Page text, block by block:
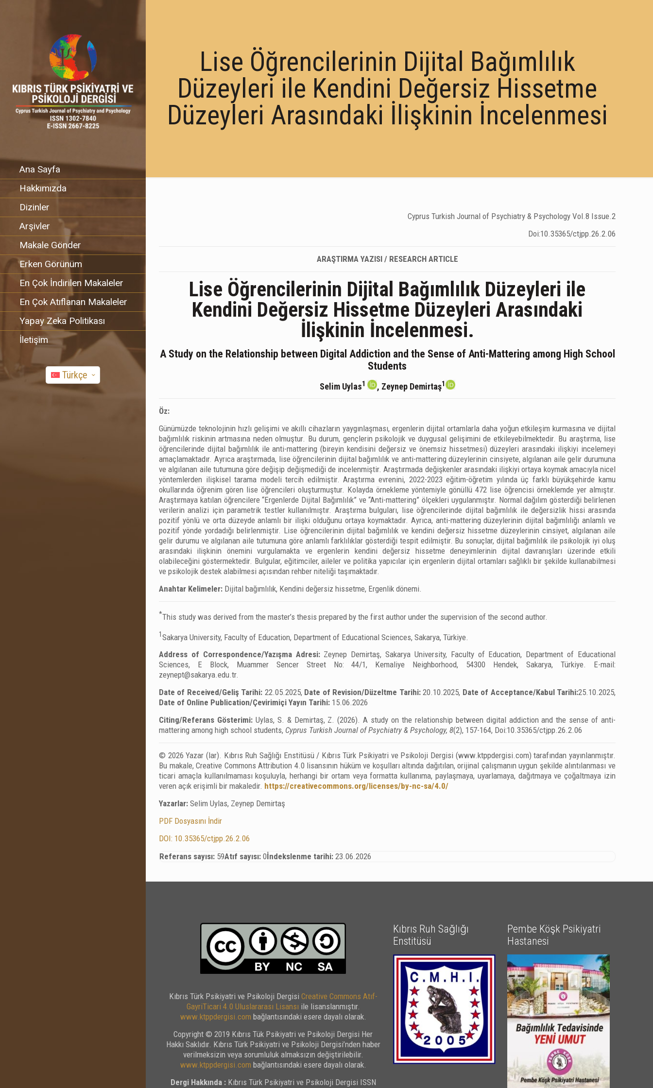
Ana Sayfa
Hakkımızda
Dizinler
Arşivler
Makale Gönder
Erken Görünüm
En Çok İndirilen Makaleler
En Çok Atıflanan Makaleler
Yapay Zeka Politikası
İletişim
Türkçe
Lise Öğrencilerinin Dijital Bağımlılık
Düzeyleri ile Kendini Değersiz Hissetme
Düzeyleri Arasındaki İlişkinin İncelenmesi
Cyprus Turkish Journal of Psychiatry & Psychology Vol.8 Issue.2
Doi:10.35365/ctjpp.26.2.06
ARAŞTIRMA YAZISI / RESEARCH ARTICLE
Lise Öğrencilerinin Dijital Bağımlılık Düzeyleri ile
Kendini Değersiz Hissetme Düzeyleri Arasındaki
İlişkinin İncelenmesi.
A Study on the Relationship between Digital Addiction and the Sense of Anti-Mattering among High School
Students
Selim Uylas1 , Zeynep Demirtaş1
Öz:
Günümüzde teknolojinin hızlı gelişimi ve akıllı cihazların yaygınlaşması, ergenlerin dijital ortamlarla daha yoğun etkileşim kurmasına ve dijital
bağımlılık riskinin artmasına neden olmuştur. Bu durum, gençlerin psikolojik ve duygusal gelişimini de etkileyebilmektedir. Bu araştırma, lise
öğrencilerinde dijital bağımlılık ile anti-mattering (bireyin kendisini değersiz ve önemsiz hissetmesi) düzeyleri arasındaki ilişkiyi incelemeyi
amaçlamaktadır. Ayrıca araştırmada, lise öğrencilerinin dijital bağımlılık ve anti-mattering düzeylerinin cinsiyete, algılanan aile gelir durumuna
ve algılanan aile tutumuna göre değişip değişmediği de incelenmiştir. Araştırmada değişkenler arasındaki ilişkiyi ortaya koymak amacıyla nicel
yöntemlerden ilişkisel tarama modeli tercih edilmiştir. Araştırma evrenini, 2022-2023 eğitim-öğretim yılında üç farklı büyükşehirde kamu
okullarında öğrenim gören lise öğrencileri oluşturmuştur. Kolayda örnekleme yöntemiyle gönüllü 472 lise öğrencisi örneklemde yer almıştır.
Araştırmaya katılan öğrencilere “Ergenlerde Dijital Bağımlılık” ve “Anti-mattering” ölçekleri uygulanmıştır. Normal dağılım gösterdiği belirlenen
verilerin analizi için parametrik testler kullanılmıştır. Araştırma bulguları, lise öğrencilerinde dijital bağımlılık ile değersizlik hissi arasında
pozitif yönlü ve orta düzeyde anlamlı bir ilişki olduğunu ortaya koymaktadır. Ayrıca, anti-mattering düzeylerinin dijital bağımlılığı anlamlı ve
pozitif yönde yordadığı belirlenmiştir. Lise öğrencilerinin dijital bağımlılık ve kendini değersiz hissetme düzeylerinin cinsiyet, algılanan aile
gelir durumu ve algılanan aile tutumuna göre anlamlı farklılıklar gösterdiği tespit edilmiştir. Bu sonuçlar, dijital bağımlılık ile psikolojik iyi oluş
arasındaki ilişkinin önemini vurgulamakta ve ergenlerin kendini değersiz hissetme deneyimlerinin dijital davranışları üzerinde etkili
olabileceğini göstermektedir. Bulgular, eğitimciler, aileler ve politika yapıcılar için ergenlerin dijital ortamları sağlıklı bir şekilde kullanabilmesi
ve psikolojik destek alabilmesi açısından rehber niteliği taşımaktadır.
Anahtar Kelimeler: Dijital bağımlılık, Kendini değersiz hissetme, Ergenlik dönemi.
*This study was derived from the master’s thesis prepared by the first author under the supervision of the second author.
1Sakarya University, Faculty of Education, Department of Educational Sciences, Sakarya, Türkiye.
Address of Correspondence/Yazışma Adresi:Zeynep Demirtaş, Sakarya University, Faculty of Education, Department of Educational
Sciences, E Block, Muammer Sencer Street No: 44/1, Kemaliye Neighborhood, 54300 Hendek, Sakarya, Türkiye. E-mail:
zeynept@sakarya.edu.tr.
Date of Received/Geliş Tarihi: 22.05.2025, Date of Revision/Düzeltme Tarihi:20.10.2025, Date of Acceptance/Kabul Tarihi:25.10.2025,
Date of Online Publication/Çevirimiçi Yayın Tarihi: 15.06.2026
Citing/Referans Gösterimi:Uylas, S. & Demirtaş, Z. (2026). A study on the relationship between digital addiction and the sense of anti-
mattering among high school students, Cyprus Turkish Journal of Psychiatry & Psychology, 8(2), 157-164, Doi:10.35365/ctjpp.26.2.06
© 2026 Yazar (lar). Kıbrıs Ruh Sağlığı Enstitüsü / Kıbrıs Türk Psikiyatri ve Psikoloji Dergisi (www.ktppdergisi.com) tarafından yayınlanmıştır.
Bu makale, Creative Commons Attribution 4.0 lisansının hüküm ve koşulları altında dağıtılan, orijinal çalışmanın uygun şekilde alıntılanması ve
ticari amaçla kullanılmaması koşuluyla, herhangi bir ortam veya formatta kullanıma, paylaşmaya, uyarlamaya, dağıtmaya ve çoğaltmaya izin
veren açık erişimli bir makaledir. https://creativecommons.org/licenses/by-nc-sa/4.0/
Yazarlar: Selim Uylas, Zeynep Demirtaş
PDF Dosyasını İndir
DOI: 10.35365/ctjpp.26.2.06
Referans sayısı: 59Atıf sayısı: 0İndekslenme tarihi: 23.06.2026
Kıbrıs Türk Psikiyatri ve Psikoloji Dergisi Creative Commons Atıf-
GayriTicari 4.0 Uluslararası Lisansı ile lisanslanmıştır.
www.ktppdergisi.com bağlantısındaki esere dayalı olarak.
Copyright © 2019 Kıbrıs Tük Psikiyatri ve Psikoloji Dergisi Her
Hakkı Saklıdır. Kıbrıs Türk Psikiyatri ve Psikoloji Dergisi’nden haber
verilmeksizin veya sorumluluk almaksızın değiştirilebilir.
www.ktppdergisi.com bağlantısındaki esere dayalı olarak.
Dergi Hakkında : Kıbrıs Türk Psikiyatri ve Psikoloji Dergisi ISSN
Kıbrıs Ruh Sağlığı
Enstitüsü
Pembe Köşk Psikiyatri
Hastanesi